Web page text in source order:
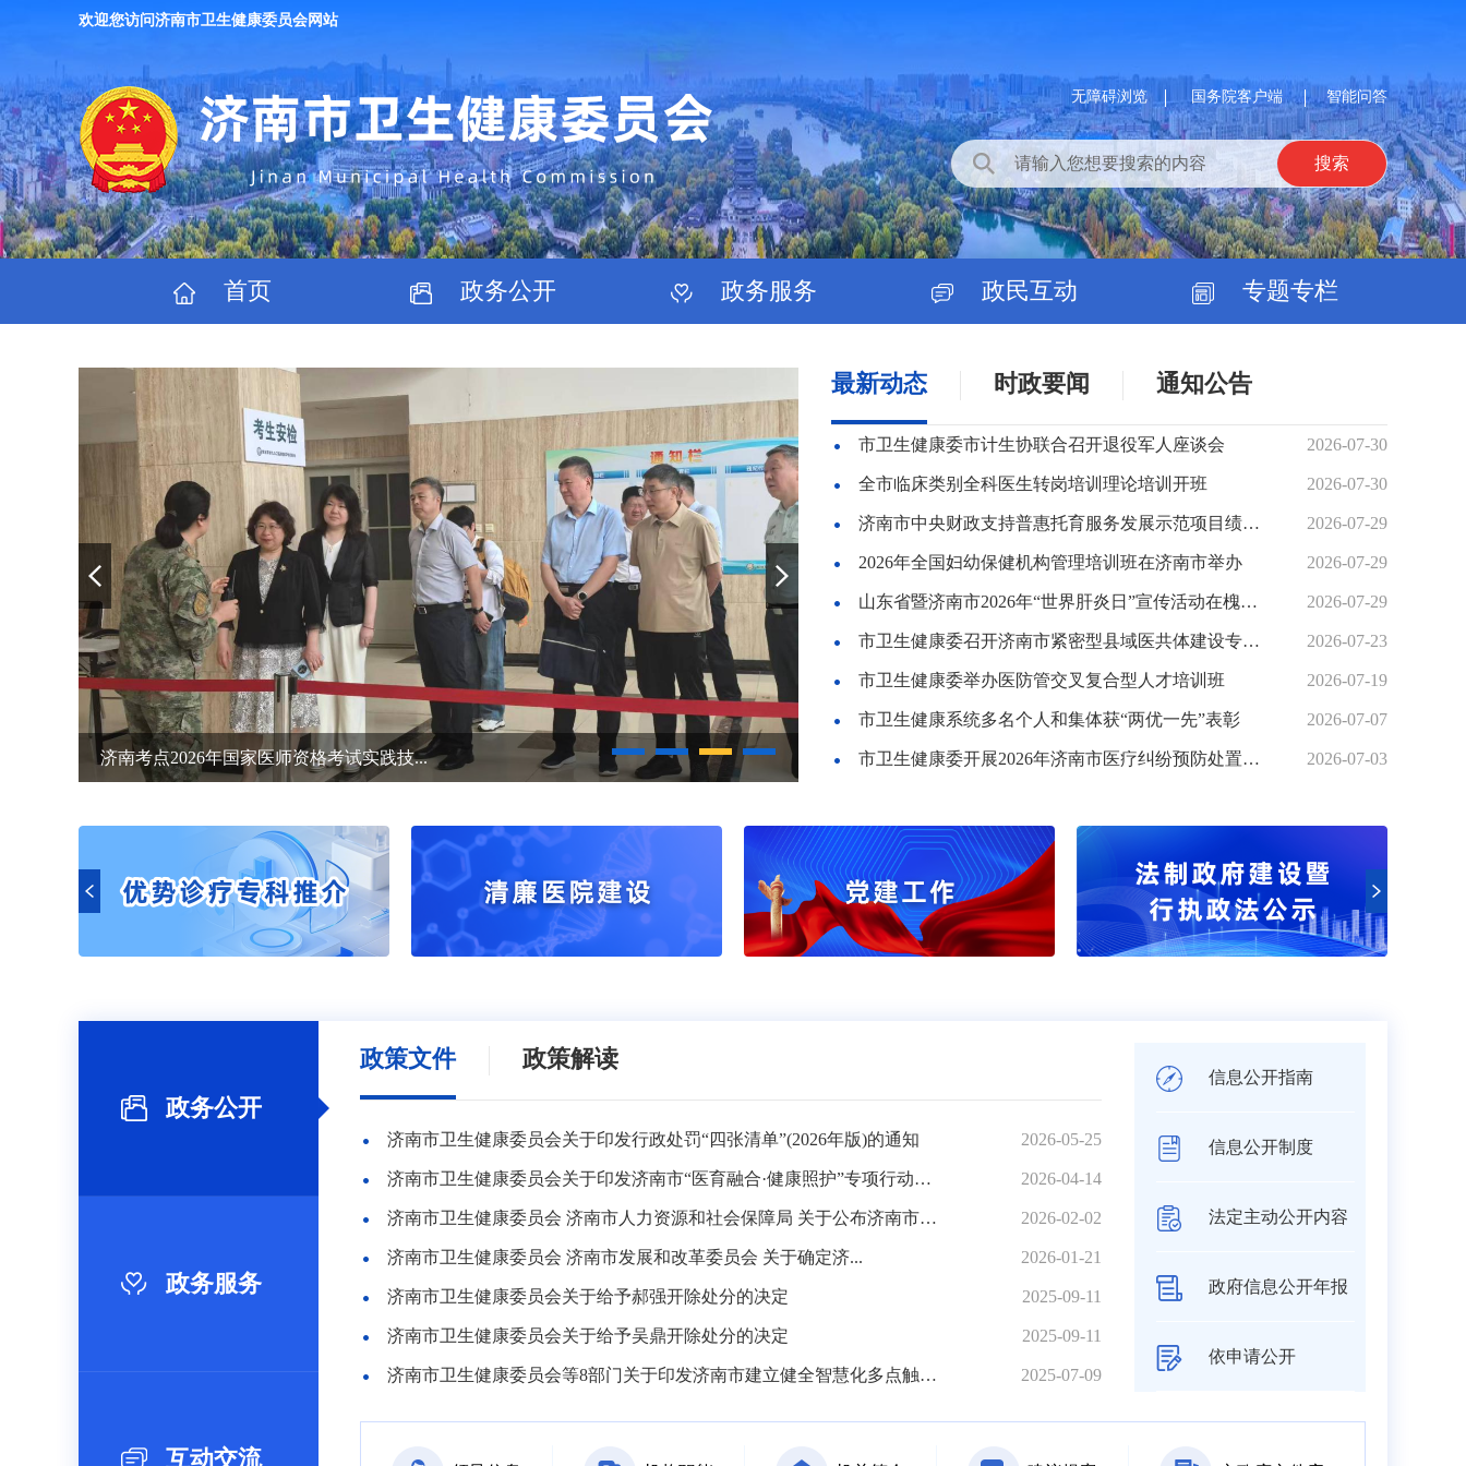
欢迎您访问济南市卫生健康委员会网站
无障碍浏览 国务院客户端 智能问答
首页 政务公开 政务服务 政民互动 专题专栏
济南考点2026年国家医师资格考试实践技... “医工杯”济南市卫生健康系统第三届职工乒...
最新动态 时政要闻 通知公告
市卫生健康委市计生协联合召开退役军人座谈会 2026-07-30
全市临床类别全科医生转岗培训理论培训开班 2026-07-30
济南市中央财政支持普惠托育服务发展示范项目绩效评价结果为“优” 2026-07-29
2026年全国妇幼保健机构管理培训班在济南市举办 2026-07-29
山东省暨济南市2026年“世界肝炎日”宣传活动在槐荫区举办 2026-07-29
市卫生健康委召开济南市紧密型县域医共体建设专项研究开题会 2026-07-23
市卫生健康委举办医防管交叉复合型人才培训班 2026-07-19
市卫生健康系统多名个人和集体获“两优一先”表彰 2026-07-07
市卫生健康委开展2026年济南市医疗纠纷预防处置专项培训 2026-07-03
政务公开
政务服务
互动交流
政策文件 政策解读
济南市卫生健康委员会关于印发行政处罚“四张清单”(2026年版)的通知 2026-05-25
济南市卫生健康委员会关于印发济南市“医育融合·健康照护”专项行动实施方案的通知 2026-04-14
济南市卫生健康委员会 济南市人力资源和社会保障局 关于公布济南市卫生技术和基层卫生技术职务高级评... 2026-02-02
济南市卫生健康委员会 济南市发展和改革委员会 关于确定济... 2026-01-21
济南市卫生健康委员会关于给予郝强开除处分的决定 2025-09-11
济南市卫生健康委员会关于给予吴鼎开除处分的决定 2025-09-11
济南市卫生健康委员会等8部门关于印发济南市建立健全智慧化多点触发传染病监测预警体系三年行动方案（20... 2025-07-09
信息公开指南
信息公开制度
法定主动公开内容
政府信息公开年报
依申请公开